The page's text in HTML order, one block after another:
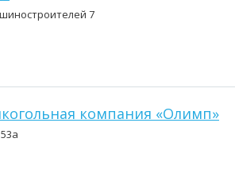
7
компания «Олимп»